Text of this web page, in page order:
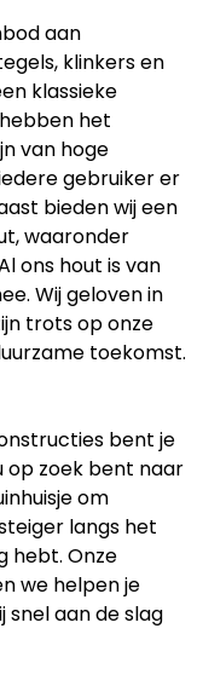
aan
klinkers en
klassieke
het
van hoge
gebruiker er
bieden wij een
waaronder
ons hout is van
Wij geloven in
trots op onze
toekomst.
bent je
op zoek bent naar
om
langs het
hebt. Onze
we helpen je
snel aan de slag